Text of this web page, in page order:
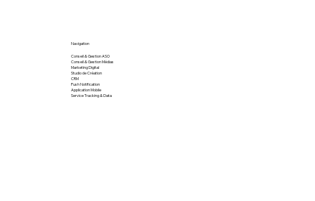
Navigation
Conseil & Gestion ASO
Conseil & Gestion Médias
Marketing Digital
Studio de Création
CRM
Push Notification
Application Mobile
Service Tracking & Data